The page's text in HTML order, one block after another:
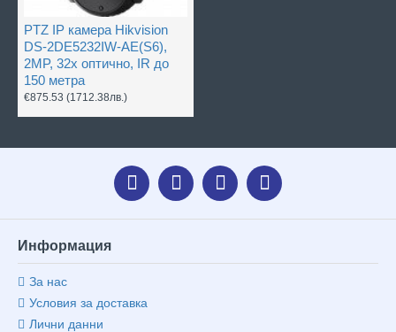
PTZ IP камера Hikvision
DS-2DE5232IW-AE(S6),
2MP, 32x оптично, IR до
150 метра
€875.53 (1712.38лв.)
Информация
За нас
Условия за доставка
Лични данни